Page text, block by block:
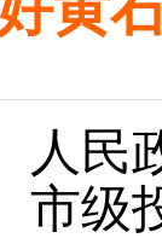
人民
市级